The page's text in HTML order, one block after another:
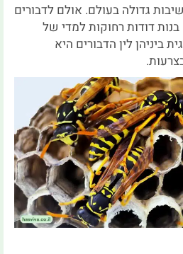
גדולה בעולם. אולם לדבורים
בנות דודות רחוקות למדי של
ביניהן לין הדבורים היא